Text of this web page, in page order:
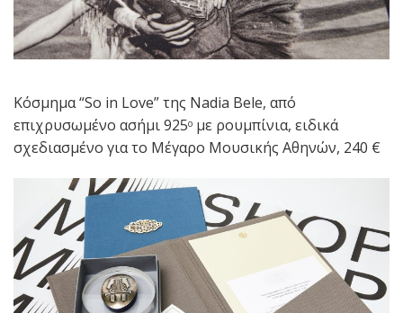
Κόσμημα “So in Love” της Nadia Bele, από
επιχρυσωμένο ασήμι 925ο με ρουμπίνια, ειδικά
σχεδιασμένο για το Μέγαρο Μουσικής Αθηνών, 240 €